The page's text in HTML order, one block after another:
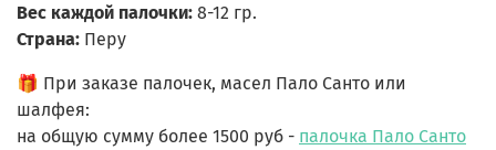
Вес каждой палочки: 8-12 гр.
Страна: Перу
🎁 При заказе палочек, масел Пало Санто или
шалфея:
на общую сумму более 1500 руб - палочка Пало Санто